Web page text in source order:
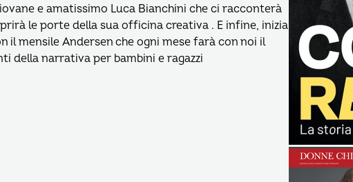
e amatissimo Luca Bianchini che ci racconterà
le porte della sua officina creativa . E infine, inizia
il mensile Andersen che ogni mese farà con noi il
della narrativa per bambini e ragazzi